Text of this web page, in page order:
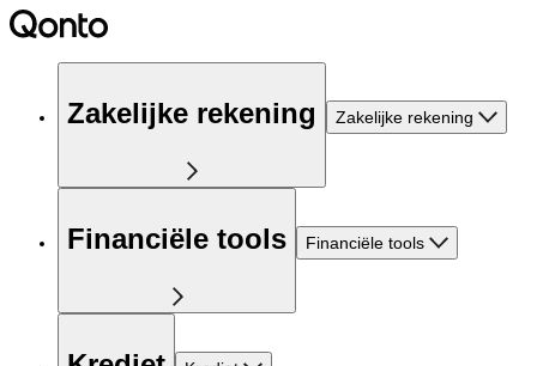
Zakelijke rekening Zakelijke rekening
Financiële tools Financiële tools